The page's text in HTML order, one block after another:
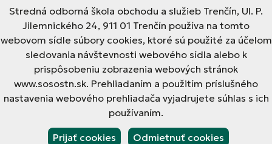
Stredná odborná škola obchodu a služieb Trenčín, Ul. P.
Jilemnického 24, 911 01 Trenčín používa na tomto
webovom sídle súbory cookies, ktoré sú použité za účelom
sledovania návštevnosti webového sídla alebo k
prispôsobeniu zobrazenia webových stránok
www.sosostn.sk. Prehliadaním a použitím príslušného
nastavenia webového prehliadača vyjadrujete súhlas s ich
používaním.
Prijať cookies
Odmietnuť cookies